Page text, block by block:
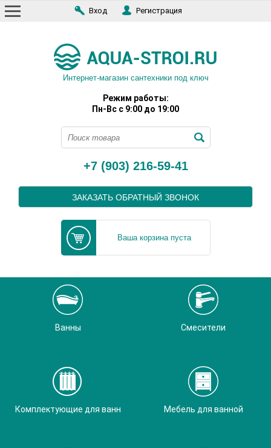
Вход Регистрация
Интернет-магазин сантехники под ключ
Режим работы:
Пн-Вс с 9:00 до 19:00
+7 (903) 216-59-41
ЗАКАЗАТЬ ОБРАТНЫЙ ЗВОНОК
Ваша корзина пуста
Ванны Смесители
Комплектующие для ванн Мебель для ванной